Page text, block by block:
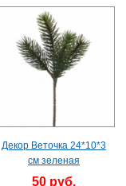
Декор Веточка 24*10*3
см зеленая
50 руб.